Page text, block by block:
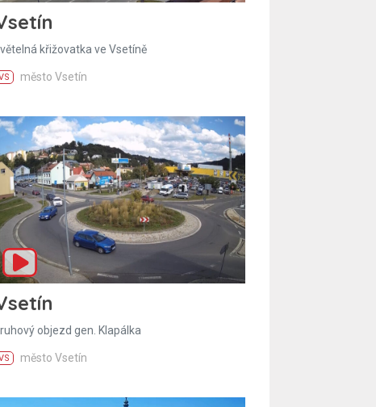
křižovatka ve Vsetíně
město Vsetín
objezd gen. Klapálka
město Vsetín